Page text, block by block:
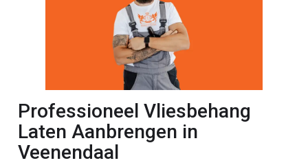
Professioneel Vliesbehang
Laten Aanbrengen in
Veenendaal